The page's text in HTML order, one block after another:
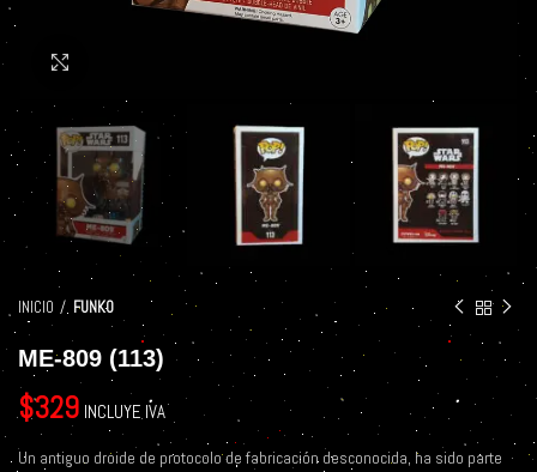
INICIO FUNKO
ME-809 (113)
$329 INCLUYE IVA
Un antiguo droide de protocolo de fabricación desconocida, ha sido parte